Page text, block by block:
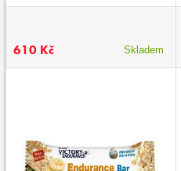
610 Kč Skladem